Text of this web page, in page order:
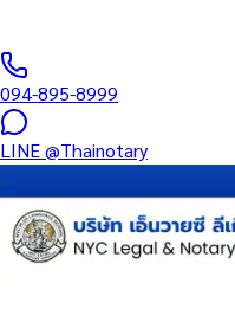
094-895-8999
LINE@Thainotary